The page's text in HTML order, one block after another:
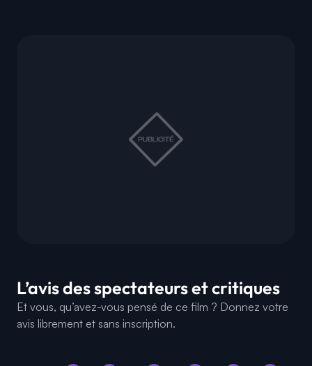
L’avis des spectateurs et critiques
Et vous, qu’avez-vous pensé de ce film ? Donnez votre
avis librement et sans inscription.